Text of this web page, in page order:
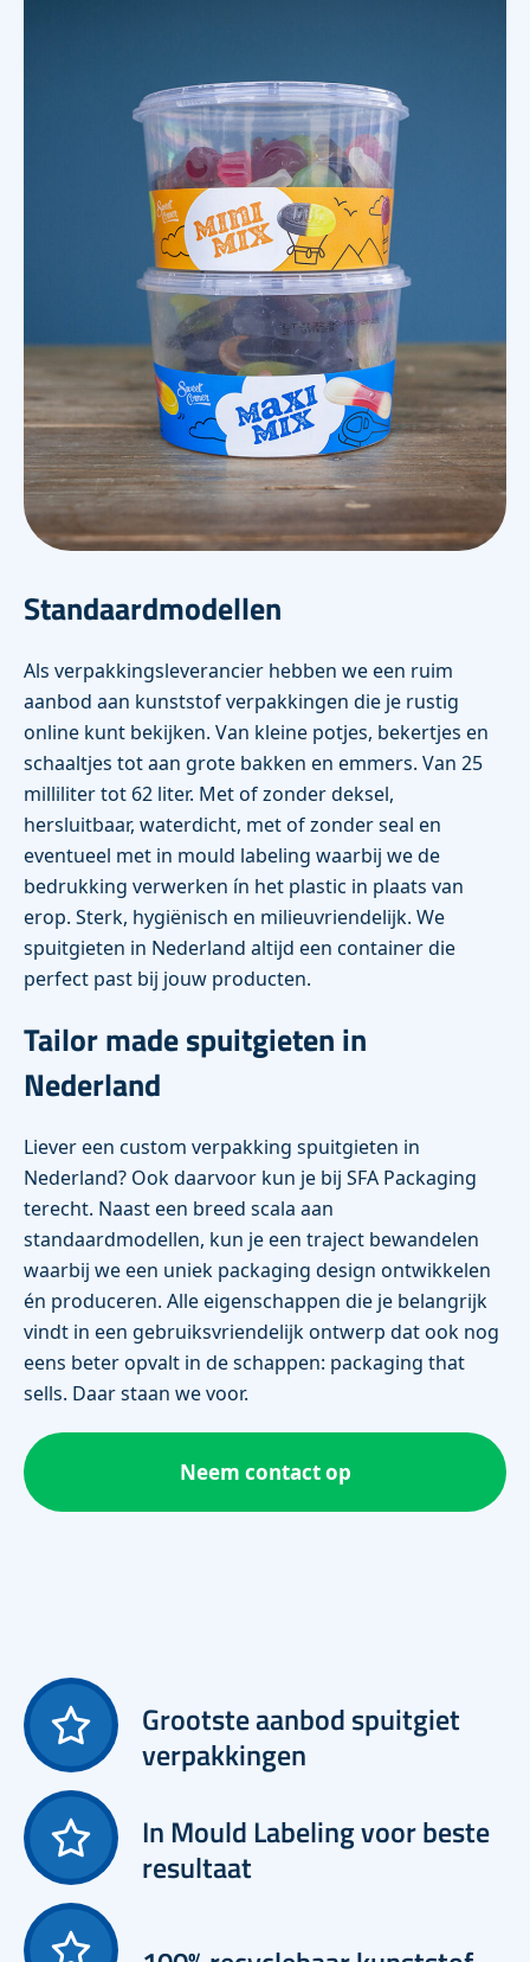
Standaardmodellen
Als verpakkingsleverancier hebben we een ruim
aanbod aan kunststof verpakkingen die je rustig
online kunt bekijken. Van kleine potjes, bekertjes en
schaaltjes tot aan grote bakken en emmers. Van 25
milliliter tot 62 liter. Met of zonder deksel,
hersluitbaar, waterdicht, met of zonder seal en
eventueel met in mould labeling waarbij we de
bedrukking verwerken ín het plastic in plaats van
erop. Sterk, hygiënisch en milieuvriendelijk. We
spuitgieten in Nederland altijd een container die
perfect past bij jouw producten.
Tailor made spuitgieten in
Nederland
Liever een custom verpakking spuitgieten in
Nederland? Ook daarvoor kun je bij SFA Packaging
terecht. Naast een breed scala aan
standaardmodellen, kun je een traject bewandelen
waarbij we een uniek packaging design ontwikkelen
én produceren. Alle eigenschappen die je belangrijk
vindt in een gebruiksvriendelijk ontwerp dat ook nog
eens beter opvalt in de schappen: packaging that
sells. Daar staan we voor.
Neem contact op
Grootste aanbod spuitgiet
verpakkingen
In Mould Labeling voor beste
resultaat